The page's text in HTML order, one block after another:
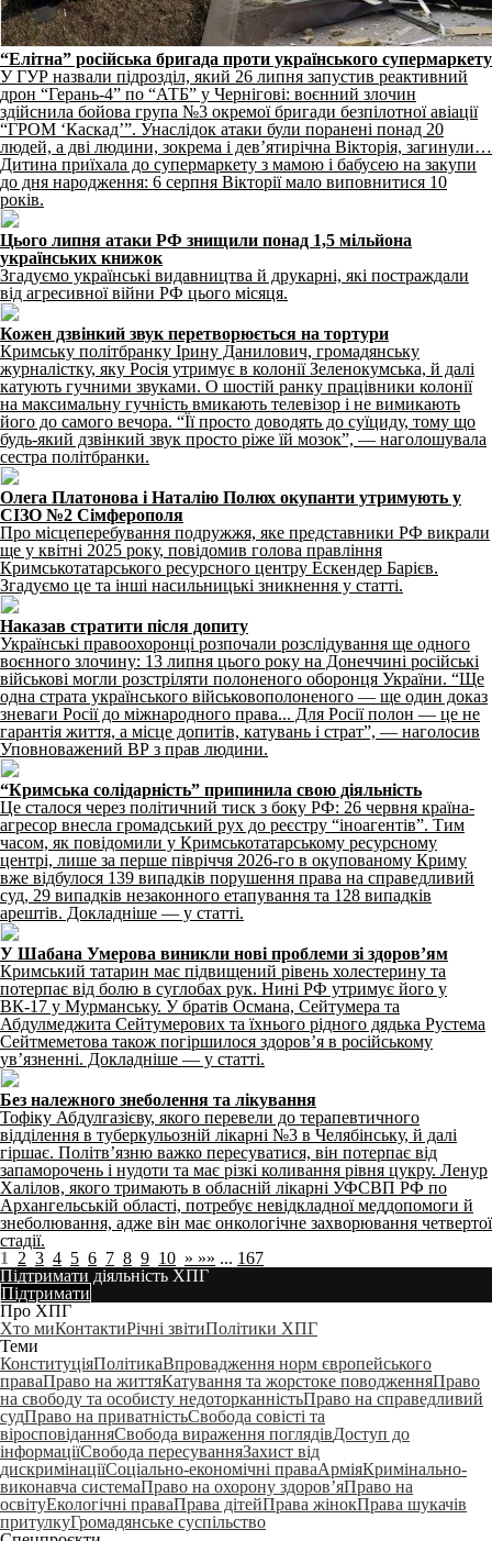
“Елітна” російська бригада проти українського супермаркету
У ГУР назвали підрозділ, який 26 липня запустив реактивний
дрон “Герань-4” по “АТБ” у Чернігові: воєнний злочин
здійснила бойова група №3 окремої бригади безпілотної авіації
“ГРОМ ‘Каскад’”. Унаслідок атаки були поранені понад 20
людей, а дві людини, зокрема і дев’ятирічна Вікторія, загинули…
Дитина приїхала до супермаркету з мамою і бабусею на закупи
до дня народження: 6 серпня Вікторії мало виповнитися 10
років.
Цього липня атаки РФ знищили понад 1,5 мільйона
українських книжок
Згадуємо українські видавництва й друкарні, які постраждали
від агресивної війни РФ цього місяця.
Кожен дзвінкий звук перетворюється на тортури
Кримську політбранку Ірину Данилович, громадянську
журналістку, яку Росія утримує в колонії Зеленокумська, й далі
катують гучними звуками. О шостій ранку працівники колонії
на максимальну гучність вмикають телевізор і не вимикають
його до самого вечора. “Її просто доводять до суїциду, тому що
будь-який дзвінкий звук просто ріже їй мозок”, — наголошувала
сестра політбранки.
Олега Платонова і Наталію Полюх окупанти утримують у
СІЗО №2 Сімферополя
Про місцеперебування подружжя, яке представники РФ викрали
ще у квітні 2025 року, повідомив голова правління
Кримськотатарського ресурсного центру Ескендер Барієв.
Згадуємо це та інші насильницькі зникнення у статті.
Наказав стратити після допиту
Українські правоохоронці розпочали розслідування ще одного
воєнного злочину: 13 липня цього року на Донеччині російські
військові могли розстріляти полоненого оборонця України. “Ще
одна страта українського військовополоненого — ще один доказ
зневаги Росії до міжнародного права... Для Росії полон — це не
гарантія життя, а місце допитів, катувань і страт”, — наголосив
Уповноважений ВР з прав людини.
“Кримська солідарність” припинила свою діяльність
Це сталося через політичний тиск з боку РФ: 26 червня країна-
агресор внесла громадський рух до реєстру “іноагентів”. Тим
часом, як повідомили у Кримськотатарському ресурсному
центрі, лише за перше півріччя 2026-го в окупованому Криму
вже відбулося 139 випадків порушення права на справедливий
суд, 29 випадків незаконного етапування та 128 випадків
арештів. Докладніше — у статті.
У Шабана Умерова виникли нові проблеми зі здоров’ям
Кримський татарин має підвищений рівень холестерину та
потерпає від болю в суглобах рук. Нині РФ утримує його у
ВК-17 у Мурманську. У братів Османа, Сейтумера та
Абдулмеджита Сейтумерових та їхнього рідного дядька Рустема
Сейтмеметова також погіршилося здоров’я в російському
ув’язненні. Докладніше — у статті.
Без належного знеболення та лікування
Тофіку Абдулгазієву, якого перевели до терапевтичного
відділення в туберкульозній лікарні №3 в Челябінську, й далі
гіршає. Політвʼязню важко пересуватися, він потерпає від
запаморочень і нудоти та має різкі коливання рівня цукру. Ленур
Халілов, якого тримають в обласній лікарні УФСВП РФ по
Архангельській області, потребує невідкладної меддопомоги й
знеболювання, адже він має онкологічне захворювання четвертої
стадії.
1
2 3 4 5 6 7 8 9 10 » »» ... 167
Підтримати діяльність ХПГ
Підтримати
Про ХПГ
Хто миКонтактиРічні звітиПолітики ХПГ
Теми
КонституціяПолітикаВпровадження норм європейського
праваПраво на життяКатування та жорстоке поводженняПраво
на свободу та особисту недоторканністьПраво на справедливий
судПраво на приватністьСвобода совісті та
віросповіданняСвобода вираження поглядівДоступ до
інформаціїСвобода пересуванняЗахист від
дискримінаціїСоціально-економічні праваАрміяКримінально-
виконавча системаПраво на охорону здоров’яПраво на
освітуЕкологічні праваПрава дітейПрава жінокПрава шукачів
притулкуГромадянське суспільство